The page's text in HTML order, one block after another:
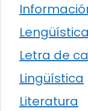
Lengüística
Letra de
Lingüística
Literatura